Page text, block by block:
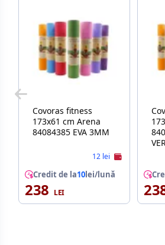
Covoras fitness
173х61 cm Arena
84084385 EVA 3MM
12 lei
Credit de la10lei/lună
238